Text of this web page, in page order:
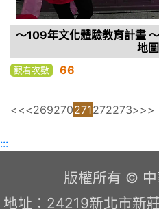
～109年文化體驗教育計畫
地
觀看次數 66
<<<269270271272273>>>
:::
版權所有 ©
地址：24219新北市新